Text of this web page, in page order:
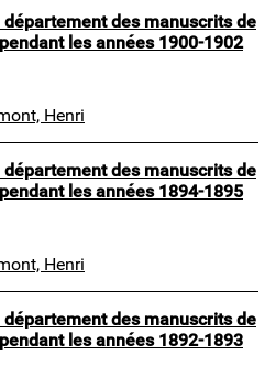
des manuscrits de
les années 1900-1902
Henri
des manuscrits de
les années 1894-1895
Henri
des manuscrits de
les années 1892-1893